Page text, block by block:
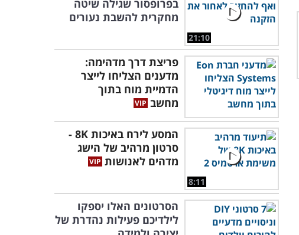
21:10
בפרופסור שגילה שיטה
מחקרית להשבת נעורים
פריצת דרך מדהימה:
מדענים הצליחו לייצר
הדמיית מוח בתוך
מחשב
8:11
המסע לירח באיכות 8K -
סרטון מרהיב של הישג
מדהים לאנושות
הסרטונים האלו יספקו
לילדיכם פעילות נהדרת של